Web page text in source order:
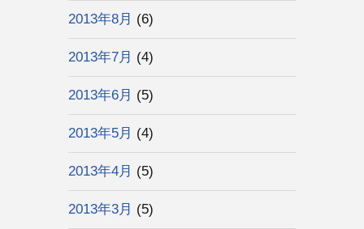
2013年8月 (6)
2013年7月 (4)
2013年6月 (5)
2013年5月 (4)
2013年4月 (5)
2013年3月 (5)